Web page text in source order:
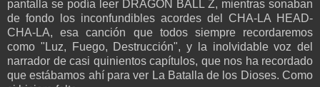
pantalla se podía leer DRAGON BALL Z, mientras sonaban
de fondo los inconfundibles acordes del CHA-LA HEAD-
CHA-LA, esa canción que todos siempre recordaremos
como "Luz, Fuego, Destrucción", y la inolvidable voz del
narrador de casi quinientos capítulos, que nos ha recordado
que estábamos ahí para ver La Batalla de los Dioses. Como